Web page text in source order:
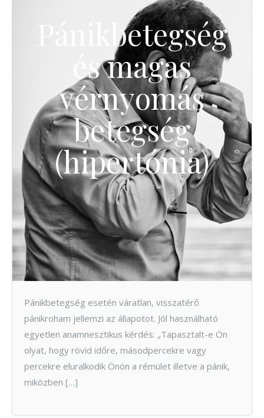
Pánikbetegség
és magas
vérnyomás
betegség
(hipertónia)
Pánikbetegség esetén váratlan, visszatérő
pánikroham jellemzi az állapotot. Jól használható
egyetlen anamnesztikus kérdés: „Tapasztalt-e Ön
olyat, hogy rövid időre, másodpercekre vagy
percekre eluralkodik Önön a rémület illetve a pánik,
miközben […]